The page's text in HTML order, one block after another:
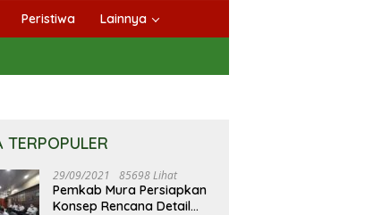
Peristiwa Lainnya
TERPOPULER
29/09/2021 85698 Lihat
Pemkab Mura Persiapkan
Konsep Rencana Detail